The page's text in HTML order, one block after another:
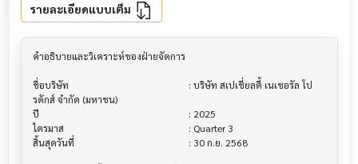
รายละเอียดแบบเต็ม
คำอธิบายและวิเคราะห์ของฝ่ายจัดการ
ชื่อบริษัท                               			 : บริษัท สเปเชี่ยลตี้ เนเชอรัล โป
รดักส์ จำกัด (มหาชน)
ปี                                     			 : 2025
ไตรมาส                                			 : Quarter 3
สิ้นสุดวันที่                              			 : 30 ก.ย. 2568